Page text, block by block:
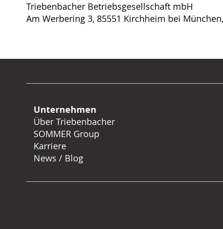
Triebenbacher Betriebsgesellschaft mbH
Am Werbering 3, 85551 Kirchheim bei
Unternehmen
Über Triebenbacher
SOMMER Group
Karriere
News / Blog